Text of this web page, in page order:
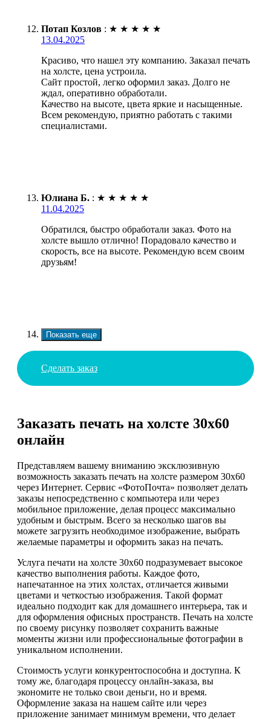
Потап Козлов : ★ ★ ★ ★ ★
13.04.2025
Красиво, что нашел эту компанию. Заказал печать
на холсте, цена устроила.
Сайт простой, легко оформил заказ. Долго не
ждал, оперативно обработали.
Качество на высоте, цвета яркие и насыщенные.
Всем рекомендую, приятно работать с такими
специалистами.
Юлиана Б. : ★ ★ ★ ★ ★
11.04.2025
Обратился, быстро обработали заказ. Фото на
холсте вышло отлично! Порадовало качество и
скорость, все на высоте. Рекомендую всем своим
друзьям!
Показать еще
Сделать заказ
Заказать печать на холсте 30х60
онлайн
Представляем вашему вниманию эксклюзивную
возможность заказать печать на холсте размером 30х60
через Интернет. Сервис «ФотоПочта» позволяет делать
заказы непосредственно с компьютера или через
мобильное приложение, делая процесс максимально
удобным и быстрым. Всего за несколько шагов вы
можете загрузить необходимое изображение, выбрать
желаемые параметры и оформить заказ на печать.
Услуга печати на холсте 30х60 подразумевает высокое
качество выполнения работы. Каждое фото,
напечатанное на этих холстах, отличается живыми
цветами и четкостью изображения. Такой формат
идеально подходит как для домашнего интерьера, так и
для оформления офисных пространств. Печать на холсте
по своему рисунку позволяет сохранить важные
моменты жизни или профессиональные фотографии в
уникальном исполнении.
Стоимость услуги конкурентоспособна и доступна. К
тому же, благодаря процессу онлайн-заказа, вы
экономите не только свои деньги, но и время.
Оформление заказа на нашем сайте или через
приложение занимает минимум времени, что делает